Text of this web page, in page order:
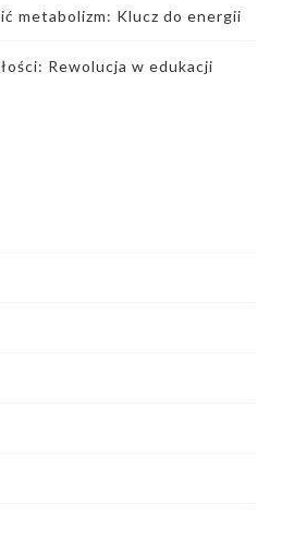
metabolizm: Klucz do energii
Rewolucja w edukacji